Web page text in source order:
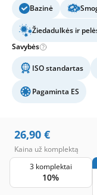
Bazinė
Žiedadulkės ir
Savybės
ISO standartas
Pagaminta ES
26,90 €
Kaina už komplektą
3 komplektai
10%